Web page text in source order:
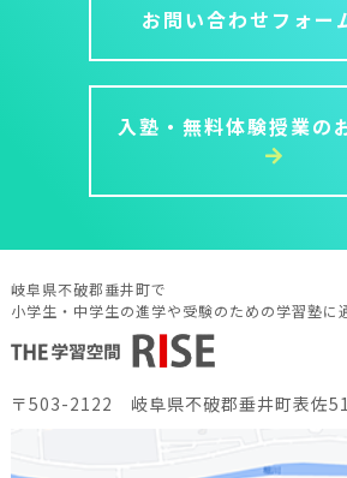
お問い合わせフォー
入塾・無料体験授業の
岐阜県不破郡垂井町で
小学生・中学生の進学や受験のための学習塾に
〒503-2122 岐阜県不破郡垂井町表佐